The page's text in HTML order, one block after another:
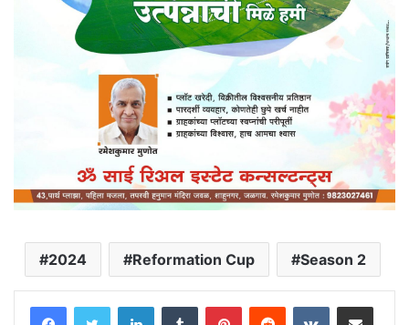
2024 Reformation Cup Season 2
LinkedInTumblr PinterestReddit VKontakteShare via Email